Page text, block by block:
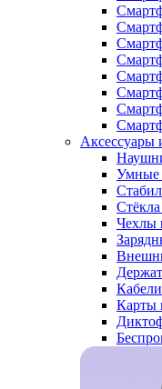
Аксессуары
Умные
Чехлы
Карты